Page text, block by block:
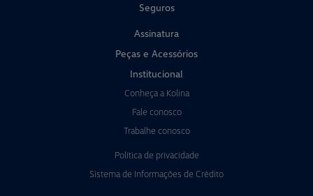
Seguros
Assinatura
Peças e Acessórios
Institucional
Conheça a Kolina
Fale conosco
Trabalhe conosco
Política de privacidade
Sistema de Informações de Crédito